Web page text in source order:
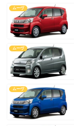
ムーヴ
ムーヴ
ムーヴ